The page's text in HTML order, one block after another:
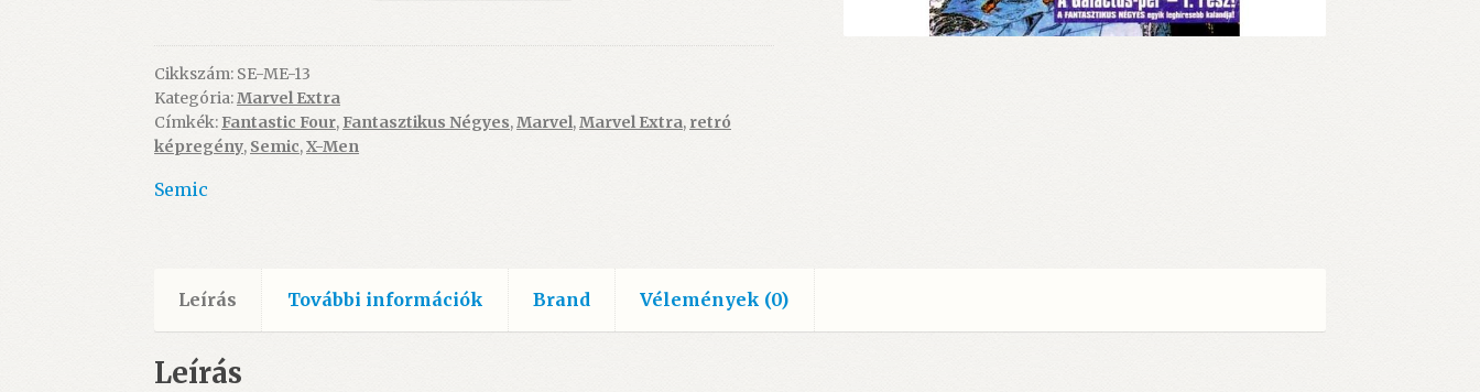
-
A
Főnix
halála
5-
1
(szépséghibás)
Cikkszám: SE-ME-13
Kategória:Marvel Extra
Címkék: Fantastic Four, Fantasztikus Négyes,Marvel,Marvel Extra, retró
képregény, Semic,X-Men
Semic
Leírás További információk Brand Vélemények (0)
Leírás